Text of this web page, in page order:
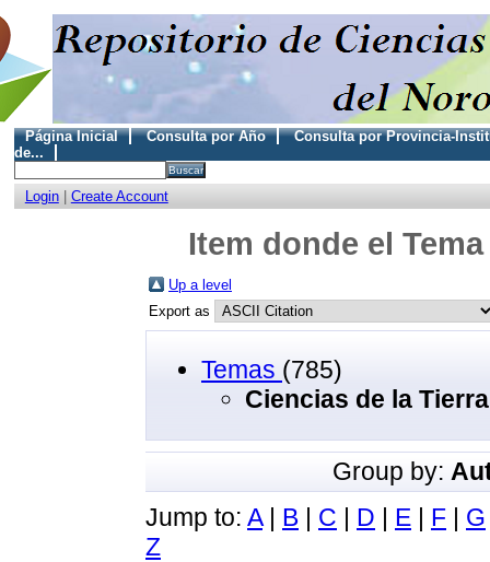
Página Inicial Consulta por Año
Consulta por Provincia-
de...
Login| Create Account
Item donde el
Up a level
Export as
Temas (785)
Ciencias de la Tierra
Group by:
Jump to: A| B | C | D | E | F | G
Z